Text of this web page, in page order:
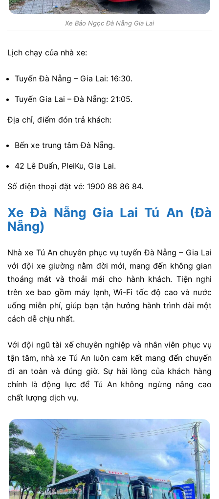
Xe Bảo Ngọc Đà Nẵng Gia Lai
Lịch chạy của nhà xe:
Tuyến Đà Nẵng – Gia Lai: 16:30.
Tuyến Gia Lai – Đà Nẵng: 21:05.
Địa chỉ, điểm đón trả khách:
Bến xe trung tâm Đà Nẵng.
42 Lê Duẩn, PleiKu, Gia Lai.
Số điện thoại đặt vé: 1900 88 86 84.
Xe Đà Nẵng Gia Lai Tú An (Đà
Nẵng)
Nhà xe Tú An chuyên phục vụ tuyến Đà Nẵng – Gia Lai
với đội xe giường nằm đời mới, mang đến không gian
thoáng mát và thoải mái cho hành khách. Tiện nghi
trên xe bao gồm máy lạnh, Wi-Fi tốc độ cao và nước
uống miễn phí, giúp bạn tận hưởng hành trình dài một
cách dễ chịu nhất.
Với đội ngũ tài xế chuyên nghiệp và nhân viên phục vụ
tận tâm, nhà xe Tú An luôn cam kết mang đến chuyến
đi an toàn và đúng giờ. Sự hài lòng của khách hàng
chính là động lực để Tú An không ngừng nâng cao
chất lượng dịch vụ.